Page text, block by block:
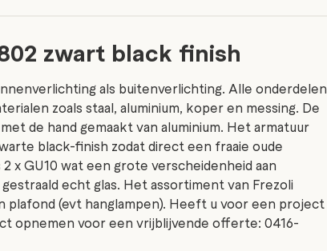
zwart black finish
als buitenverlichting. Alle onderdelen
zoals staal, aluminium, koper en messing. De
de hand gemaakt van aluminium. Het armatuur
black-finish zodat direct een fraaie oude
x GU10 wat een grote verscheidenheid aan
echt glas. Het assortiment van Frezoli
plafond (evt hanglampen). Heeft u voor een project
opnemen voor een vrijblijvende offerte: 0416-